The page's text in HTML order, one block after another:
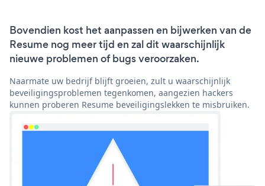
Bovendien kost het aanpassen en bijwerken van de
Resume nog meer tijd en zal dit waarschijnlijk
nieuwe problemen of bugs veroorzaken.
Naarmate uw bedrijf blijft groeien, zult u waarschijnlijk
beveiligingsproblemen tegenkomen, aangezien hackers
kunnen proberen Resume beveiligingslekken te misbruiken.